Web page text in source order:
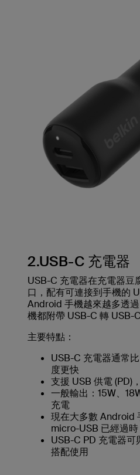
2.USB-C 充電器
USB-C 充電器在充電器豆
口，配有可連接到手機的
Android 手機越來越多透
機都附帶 USB-C 轉 USB-C
主要特點：
USB-C 充電器通常
度更快
支援 USB 供電 (PD)
一般輸出：15W、
充電
現在大多數 Android
micro-USB 已經過時
USB-C PD 充電器可
搭配使用